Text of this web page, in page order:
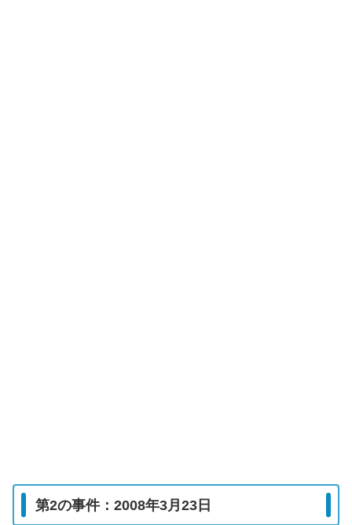
第2の事件：2008年3月23日